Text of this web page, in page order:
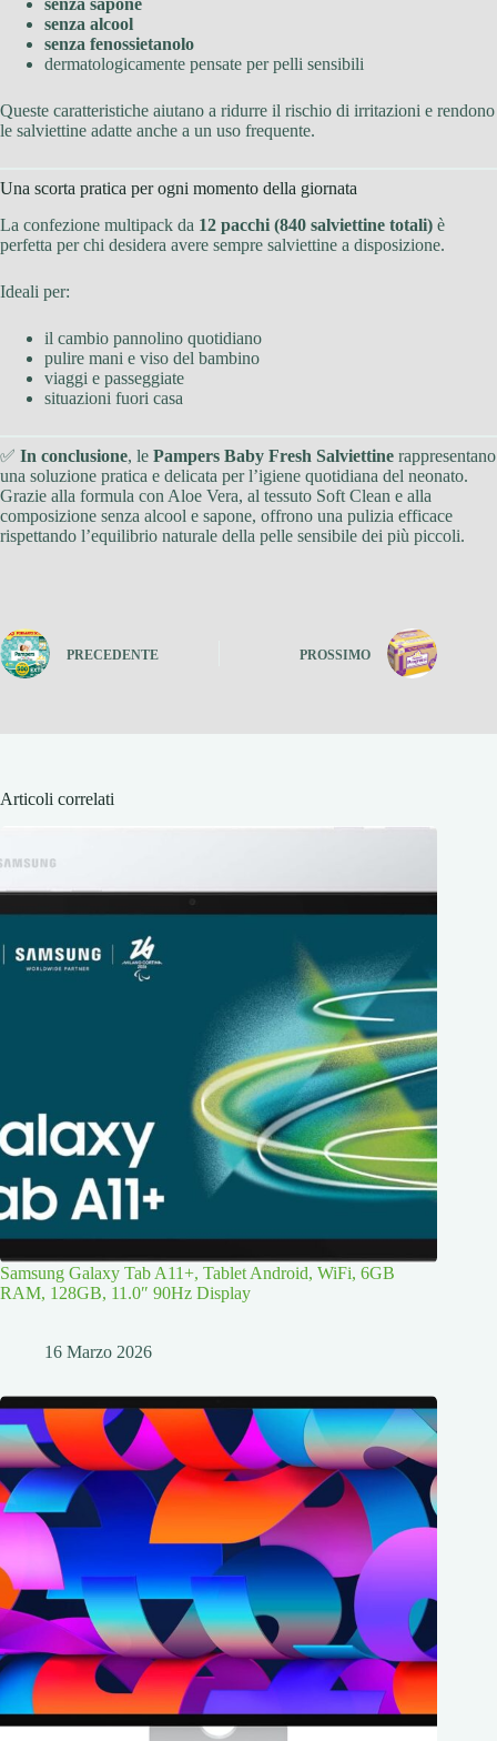
senza sapone
senza alcool
senza fenossietanolo
dermatologicamente pensate per pelli sensibili
Queste caratteristiche aiutano a ridurre il rischio di irritazioni e rendono
le salviettine adatte anche a un uso frequente.
Una scorta pratica per ogni momento della giornata
La confezione multipack da 12 pacchi (840 salviettine totali) è
perfetta per chi desidera avere sempre salviettine a disposizione.
Ideali per:
il cambio pannolino quotidiano
pulire mani e viso del bambino
viaggi e passeggiate
situazioni fuori casa
✅ In conclusione, le Pampers Baby Fresh Salviettine rappresentano
una soluzione pratica e delicata per l’igiene quotidiana del neonato.
Grazie alla formula con Aloe Vera, al tessuto Soft Clean e alla
composizione senza alcool e sapone, offrono una pulizia efficace
rispettando l’equilibrio naturale della pelle sensibile dei più piccoli.
PRECEDENTE PROSSIMO
Articoli correlati
Samsung Galaxy Tab A11+, Tablet Android, WiFi, 6GB
RAM, 128GB, 11.0″ 90Hz Display
16 Marzo 2026